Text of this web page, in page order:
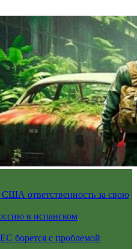
ответственность за свою
в испанском
борется с проблемой